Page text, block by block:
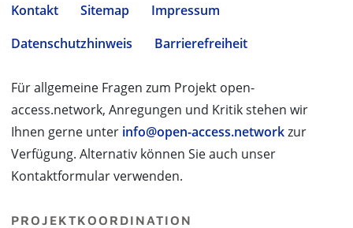
Kontakt Sitemap
Impressum
Datenschutzhinweis
Barrierefreiheit
Für allgemeine Fragen zum Projekt open-
access.network, Anregungen und Kritik stehen wir
Ihnen gerne unter info@open-access.networkzur
Verfügung. Alternativ können Sie auch unser
Kontaktformular verwenden.
PROJEKTKOORDINATION